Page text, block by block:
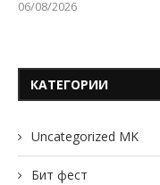
06/08/2026
КАТЕГОРИИ
Uncategorized MK
Бит фест